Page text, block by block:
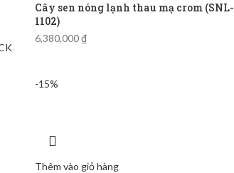
Cây sen nóng lạnh thau mạ crom (SNL-
1102)
6,380,000₫
-15%
Thêm vào giỏ hàng